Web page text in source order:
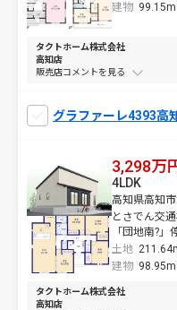
建物
タクトホーム株式会社
高知店
販売店コメントを
グラファーレ4393高
3,298万
高知県高知
とさでん交
「団地南?」
土地
4LDK
建物
タクトホーム株式会社
高知店